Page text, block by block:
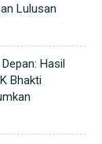
Lulusan
Hasil
Bhakti